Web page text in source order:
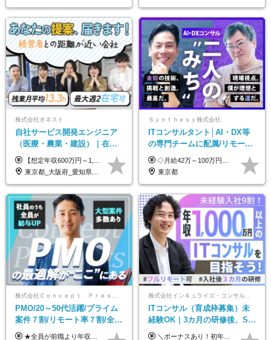
株式会社オネスト
自社サービス開発エンジニア
（医療・農業・建設）｜在宅
あり｜残業月平均13.3h｜年収
1000万可｜賞与年2回
【想定年収600万円～1,300万円】 ★賞与年2回＋勤務地手当＋残業手当（年平均残業時間にて算出）を含む ※基本給＋勤務地手当＋役職手当 ※勤務地手当：結婚の有無に関係なく、物価などの違いを考慮して全社員に支給されます 月給40万円～89万円 ＜各種手当＞ ■勤務地手当（東京2万円／月、大阪1万円／月、名古屋5000円／月） ■通勤手当（月額5万円まで） ■扶養手当（6,000円／扶養親族一人） ■役職手当（8,000円～15万円） ※残業代は1分単位で全額支給します ※経験やスキルを考慮し、当社規定により給与を決定します ※執行役員は年俸制となる場合があります
東京都_大阪府_愛知県_福岡県
Ｓｙｎｔｈｅｓｙ株式会社
ITコンサルタント│AI・DX等
の専門チームに配属/リモート
×フレックス/Big4と同水準の
給与・待遇
◇月給42万～100万円＋賞与年2回 └年収900～1600万円可能 ★☆年収例☆★ ◎37歳・元開発エンジニア └年収900万（2年後に年収150万UP実績） ◎40歳・元SierのPM └年収1400万（2年後に年収300万UP実績） ◎43歳・元コンサルタント └年収1600万（2年後に年収200万UP実績） ※経験・スキルを考慮し決定します ※試用期間3～6カ月あり（その間の待遇に差異はありません） 【固定残業代について】 なし（残業代は、実際の労働時間に応じて別途全額支給）
東京都
PMO/20～50代活躍/プライム
案件７割/リモート率７割/全員
前職より年収UP/有給取得率
★全員が前職より年収UPを実現！ ★前職給与より120％アップ実績あり ★前職給与を最大限に考慮 ★入社4年目で年収800万円の社員も在籍！ 年俸420万円～960万円（1/12を毎月支給）＋インセンティブ＋各種手当 ※経験・スキルを考慮の上、決定します ※試用期間6ヶ月あり（期間中の給与、待遇に差異はありません） ※上記金額には固定残業代(月20時間／月5.6万円)を含みます ※超過分は別途全額支給します
ITコンサル（育成枠募集）未
経験OK｜3カ月の研修後、SE
からコンサルへステップアッ
＼ボーナスあり！初年度から年収300万円以上／ ■月給24万2,200円～35万円＋賞与＋各種手当 ※経験・年齢・能力等を考慮し決定いたします。 ※試用期間中（3カ月）は契約社員で、月給21万円＋諸手当になります。 （試用期間中は残業が発生しません。その他の待遇に変更はありません。） ＼自分の市場価値が上がる／ 定量評価×定性評価の明確な基準での評価制度を設けており、自分の目標達成度合いや仕事に対しての姿勢が給与にも反映されるようになっています。そのため、平均昇給額は40万円以上！100万円以上昇給する人もいます！ 【固定残業代について】 固定残業30時間分（46,000円～69,375円）を含む ※超過分は別途全額支給